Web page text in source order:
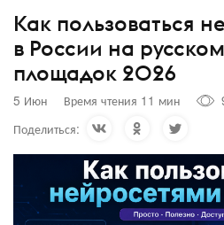
Как пользоваться
в России на
площадок 2026
5 Июн Время чтения 11 мин
Поделиться: